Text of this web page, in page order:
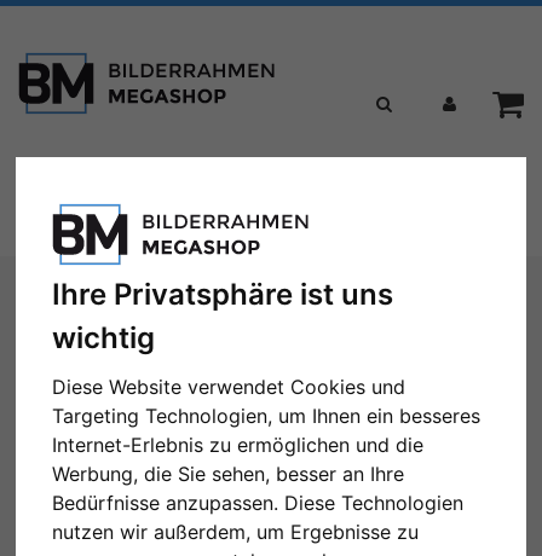
Ihre Privatsphäre ist uns
wichtig
Diese Website verwendet Cookies und
Targeting Technologien, um Ihnen ein besseres
Internet-Erlebnis zu ermöglichen und die
Werbung, die Sie sehen, besser an Ihre
Bedürfnisse anzupassen. Diese Technologien
nutzen wir außerdem, um Ergebnisse zu
navigation
Holzrahmen
Alle Filter zurücksetzen
Format: 20x30
← Zurück 1 2 3 4 5 ... 23 Weiter →